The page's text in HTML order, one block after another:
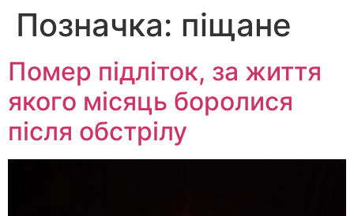
Перейти
Позначка: піщане
Помер підліток, за життя
якого місяць боролися
після обстрілу